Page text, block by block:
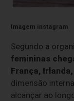
Imagem instagram
Segundo a
femininas
França,
dimensão
alcançar ao